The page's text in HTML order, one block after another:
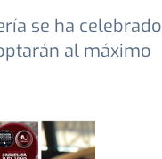
se ha celebrado
al máximo